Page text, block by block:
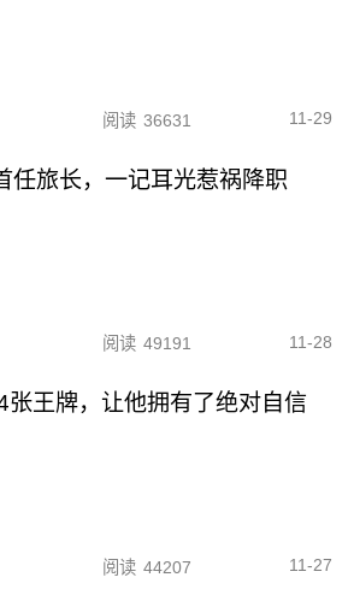
阅读 36631 11-29
任旅长，一记耳光惹祸降职
阅读 49191 11-28
张王牌，让他拥有了绝对自信
阅读 44207 11-27